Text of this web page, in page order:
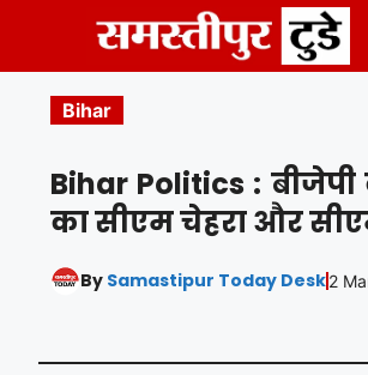
content
Bihar
Bihar Politics :
का सीएम चेहरा और
By Samastipur Today Desk2